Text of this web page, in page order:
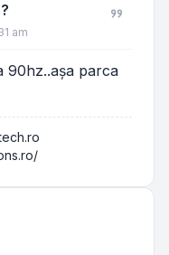
am
90hz..așa parca